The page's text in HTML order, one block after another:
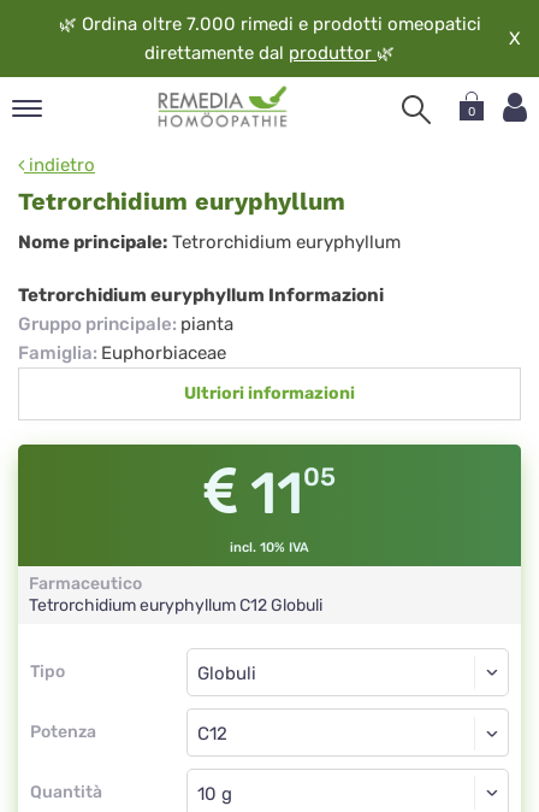
🌿 Ordina oltre 7.000 rimedi e prodotti omeopatici
direttamente dal produttor 🌿
X
0
indietro
Tetrorchidium euryphyllum
Tetrorchidium
euryphyllum
Nome principale: Tetrorchidium euryphyllum
Tetrorchidium euryphyllum Informazioni
Gruppo principale: pianta
Famiglia: Euphorbiaceae
Ultriori informazioni
1105
incl. 10% IVA
Farmaceutico
Tetrorchidium euryphyllumC12Globuli
Tipo
Tipo
Potenza
Globuli
C12
Quantità
Globuli